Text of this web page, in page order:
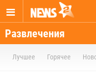
Развлечения
Лучшее Горячее